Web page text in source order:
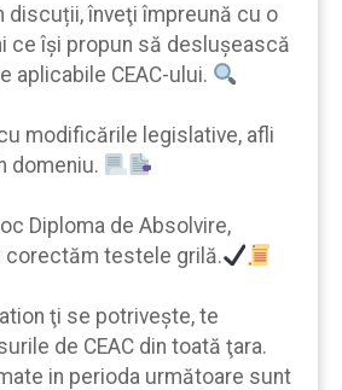
discuții, înveţi împreună cu o
ce îşi propun să desluşească
aplicabile CEAC-ului.
modificările legislative, afli
domeniu.
Diploma de Absolvire,
corectăm testele grilă.
ţi se potrivește, te
de CEAC din toată ţara.
in perioda următoare sunt